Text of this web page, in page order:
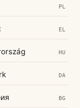
PL
EL
HU
DA
BG